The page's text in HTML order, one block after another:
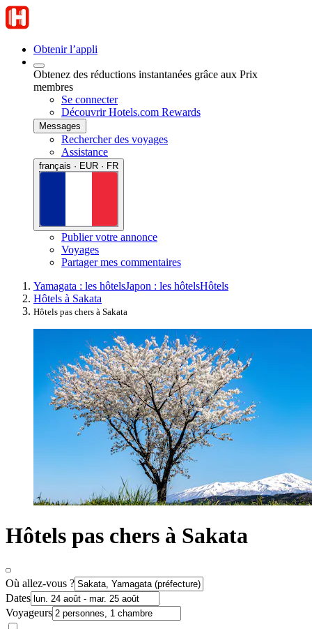
Obtenir l’appli
Obtenez des réductions instantanées grâce aux Prix
membres
Se connecter
Découvrir Hotels.com Rewards
Messages
Rechercher des voyages
Assistance
français · EUR · FR
Publier votre annonce
Voyages
Partager mes commentaires
Yamagata : les hôtelsJapon : les hôtelsHôtels
Hôtels à Sakata
Hôtels pas chers à Sakata
Hôtels pas chers à Sakata
Où allez-vous ?
Dates
Voyageurs